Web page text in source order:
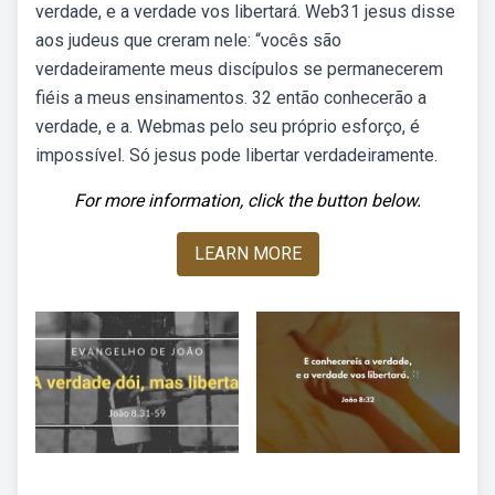
verdade, e a verdade vos libertará. Web31 jesus disse
aos judeus que creram nele: “vocês são
verdadeiramente meus discípulos se permanecerem
fiéis a meus ensinamentos. 32 então conhecerão a
verdade, e a. Webmas pelo seu próprio esforço, é
impossível. Só jesus pode libertar verdadeiramente.
For more information, click the button below.
LEARN MORE